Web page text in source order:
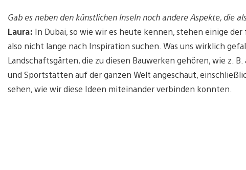
Gab es neben den künstlichen Inseln noch andere Aspekte, die
Laura: In Dubai, so wie wir es heute kennen, stehen einige
also nicht lange nach Inspiration suchen. Was uns wirklich
Landschaftsgärten, die zu diesen Bauwerken gehören, wie z.
und Sportstätten auf der ganzen Welt angeschaut,
sehen, wie wir diese Ideen miteinander verbinden konnten.